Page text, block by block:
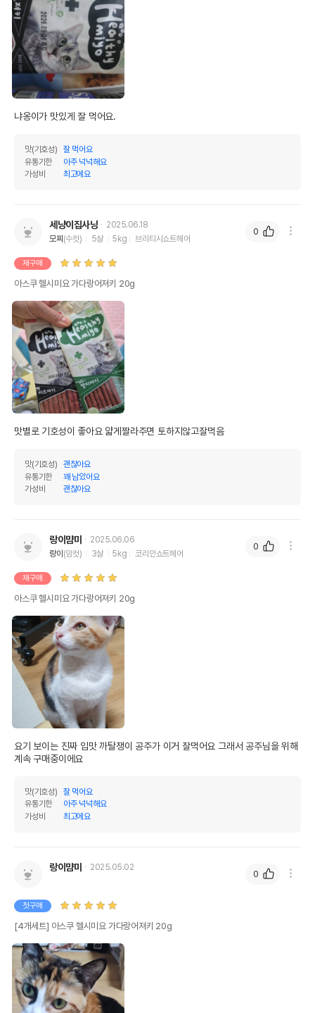
상품 필수 정보
품명 및 모델명
법에 의한 인증,허가 등을
받았음을 확인할수 있는
경우 그에 대한 사항
상세페이지 참조
제조자,수입품의 경우
수입자를 함께 표기
전화번호
유통기한
유통기한을 따릅니다.
냐옹이가 맛있게 잘 먹어요.
맛(기호성)
잘 먹어요
유통기한
아주 넉넉해요
가성비
최고에요
세냥이집사냥
2025.06.18
모찌 (수컷) 5살 5kg 브리티시쇼트헤어
재구매
아스쿠 헬시미요 가다랑어져키 20g
맛별로 기호성이 좋아요 얇게짤라주면 토하지않고잘먹음
맛(기호성)
괜찮아요
유통기한
꽤 남았어요
가성비
괜찮아요
0
랑이먐미
2025.06.06
랑이(암컷) 3살 5kg 코리안쇼트헤어
재구매
아스쿠 헬시미요 가다랑어져키 20g
요기 보이는 진짜 입맛 까탈쟁이 공주가 이거 잘먹어요 그래서 공주님을 위해
계속 구매중이에요
맛(기호성)
잘 먹어요
유통기한
아주 넉넉해요
가성비
최고에요
0
랑이먐미 2025.05.02
첫구매
[4개세트] 아스쿠 헬시미요 가다랑어져키 20g
0